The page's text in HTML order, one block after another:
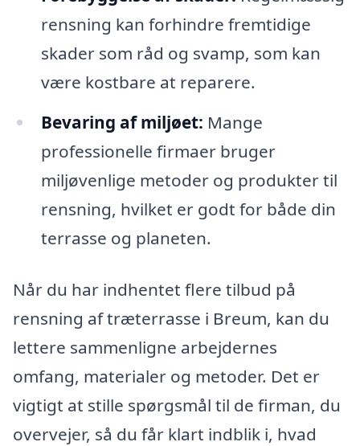
rensning kan forhindre fremtidige
skader som råd og svamp, som kan
være kostbare at reparere.
Bevaring af miljøet: Mange
professionelle firmaer bruger
miljøvenlige metoder og produkter til
rensning, hvilket er godt for både din
terrasse og planeten.
Når du har indhentet flere tilbud på
rensning af træterrasse i Breum, kan du
lettere sammenligne arbejdernes
omfang, materialer og metoder. Det er
vigtigt at stille spørgsmål til de firman, du
overvejer, så du får klart indblik i, hvad